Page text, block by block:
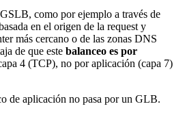
como por ejemplo a través de
en el origen de la request y
más cercano o de las zonas DNS
de que este balanceo es por
4 (TCP), no por aplicación (capa 7)
de aplicación no pasa por un GLB.